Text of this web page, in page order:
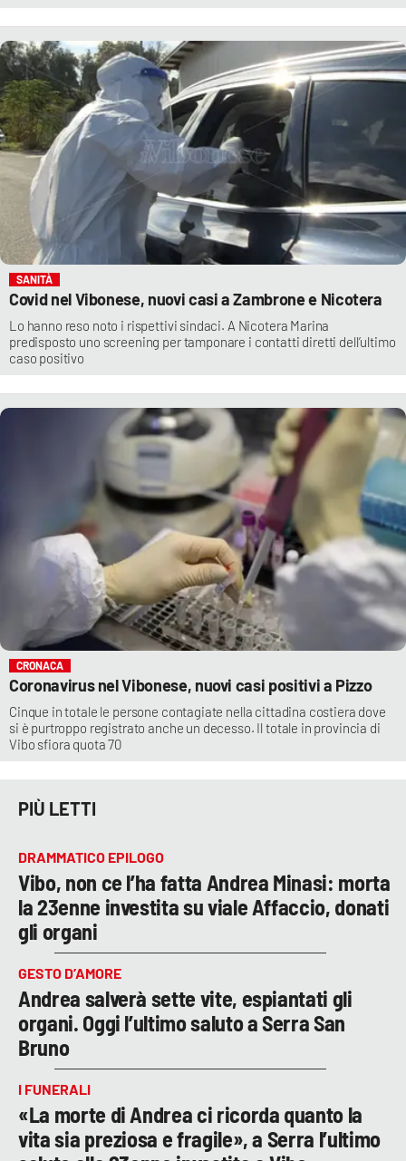
SANITÀ
Covid nel Vibonese, nuovi casi a Zambrone e Nicotera
Lo hanno reso noto i rispettivi sindaci. A Nicotera Marina
predisposto uno screening per tamponare i contatti diretti dell’ultimo
caso positivo
CRONACA
Coronavirus nel Vibonese, nuovi casi positivi a Pizzo
Cinque in totale le persone contagiate nella cittadina costiera dove
si è purtroppo registrato anche un decesso. Il totale in provincia di
Vibo sfiora quota 70
PIÙ LETTI
DRAMMATICO EPILOGO
Vibo, non ce l’ha fatta Andrea Minasi: morta
la 23enne investita su viale Affaccio, donati
gli organi
GESTO D’AMORE
Andrea salverà sette vite, espiantati gli
organi. Oggi l’ultimo saluto a Serra San
Bruno
I FUNERALI
«La morte di Andrea ci ricorda quanto la
vita sia preziosa e fragile», a Serra l’ultimo